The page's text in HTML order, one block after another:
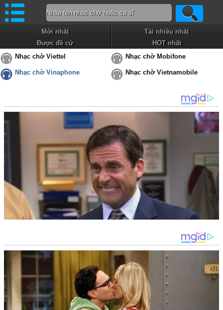
Mới nhất
Tải nhiều nhất
Được đề cử
HOT nhất
Nhạc chờ Viettel
Nhạc chờ Mobifone
Nhạc chờ Vinaphone Nhạc chờ Vietnamobile